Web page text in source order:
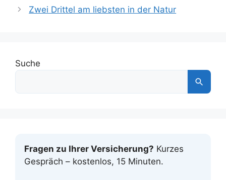
Zwei Drittel am liebsten in der Natur
Suche
Fragen zu Ihrer Versicherung? Kurzes
Gespräch – kostenlos, 15 Minuten.